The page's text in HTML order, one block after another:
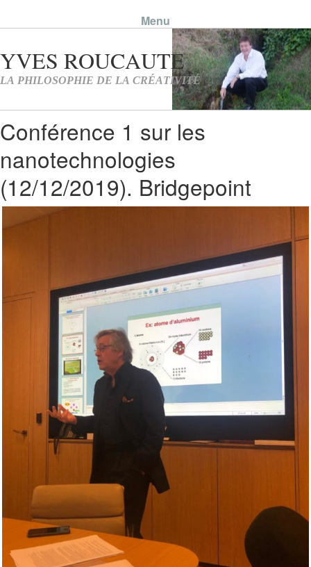
Menu
Skip to content
Conférence 1 sur les
nanotechnologies
(12/12/2019). Bridgepoint